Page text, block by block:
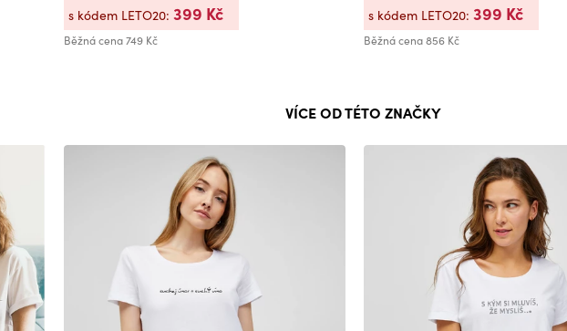
Běžná cena749 Kč
s kódem LETO20: 399 Kč
Běžná cena856 Kč
s kódem LETO20: 399 Kč
VÍCE OD TÉTO ZNAČKY